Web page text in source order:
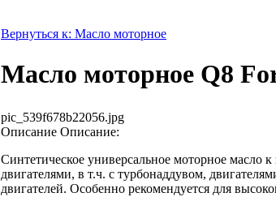
Вернуться к: Масло моторное
Масло моторное Q8
pic_539f678b22056.jpg
Описание Описание:
Cинтетическое универсальное моторное
двигателями, в т.ч. с турбонаддувом,
двигателей. Особенно рекомендуется для